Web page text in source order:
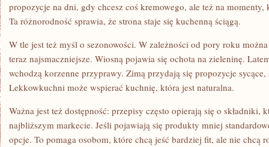
propozycje na dni, gdy chcesz coś kremowego, ale też na
Ta różnorodność sprawia, że strona staje się kuchenną ściągą.
W tle jest też myśl o sezonowości. W zależności od pory roku
teraz najsmaczniejsze. Wiosną pojawia się ochota na zieleninę.
wchodzą korzenne przyprawy. Zimą przydają się propozycje
Lekkowkuchni może wspierać kuchnię, która jest naturalna.
Ważna jest też dostępność: przepisy często opierają się o składniki,
najbliższym markecie. Jeśli pojawiają się produkty mniej
opcje. To pomaga osobom, które chcą jeść bardziej fit, ale nie chcą